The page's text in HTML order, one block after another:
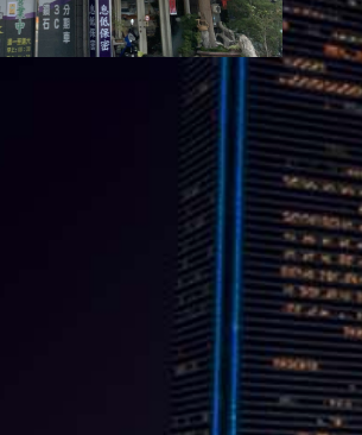
六雲林當鋪借款
合法政府立案
六當鋪擁有豐富經驗，
息計算，是政府立案核
址：雲林縣斗六市文化路
業時間：周一至周日 08:30